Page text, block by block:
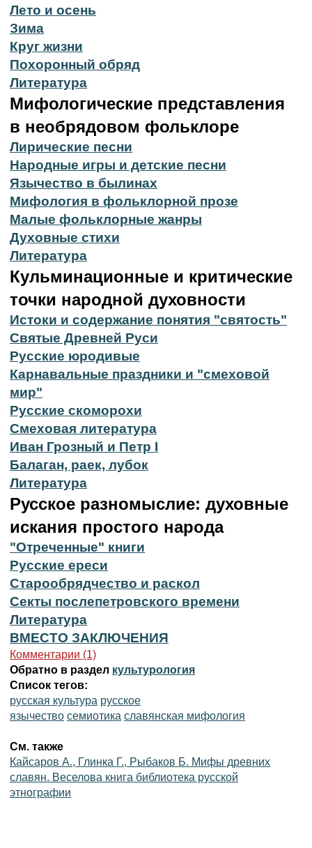
Лето и осень
Зима
Круг жизни
Похоронный обряд
Литература
Мифологические представления
в необрядовом фольклоре
Лирические песни
Народные игры и детские песни
Язычество в былинах
Мифология в фольклорной прозе
Малые фольклорные жанры
Духовные стихи
Литература
Кульминационные и критические
точки народной духовности
Истоки и содержание понятия "святость"
Святые Древней Руси
Русские юродивые
Карнавальные праздники и "смеховой
мир"
Русские скоморохи
Смеховая литература
Иван Грозный и Петр I
Балаган, раек, лубок
Литература
Русское разномыслие: духовные
искания простого народа
"Отреченные" книги
Русские ереси
Старообрядчество и раскол
Секты послепетровского времени
Литература
ВМЕСТО ЗАКЛЮЧЕНИЯ
Комментарии (1)
Обратно в раздел культурология
Список тегов:
русская культура русское
язычество семиотика славянская мифология
См. также
Кайсаров А., Глинка Г., Рыбаков Б. Мифы древних
славян. Веселова книга библиотека русской
этнографии